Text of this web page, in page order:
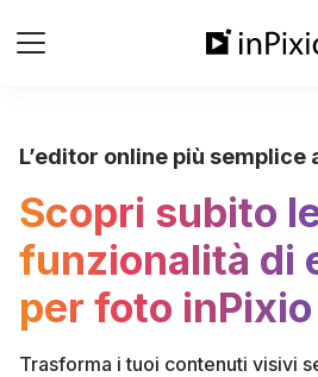
L’editor online più semplice
Scopri subito
funzionalità di
per foto inPixio
Trasforma i tuoi contenuti visivi